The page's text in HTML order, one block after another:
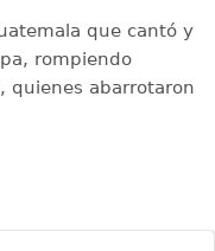
que cantó y
rompiendo
quienes abarrotaron